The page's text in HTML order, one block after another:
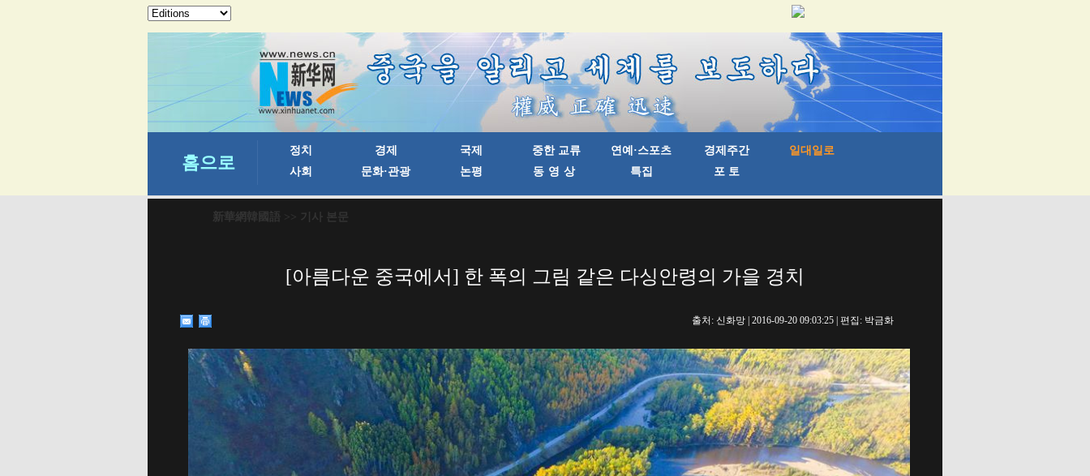
新華網韓國語 >> 기사 본문
[아름다운 중국에서] 한 폭의 그림 같은 다싱안령의 가을 경치
출처: 신화망 | 2016-09-20 09:03:25 | 편집: 박금화